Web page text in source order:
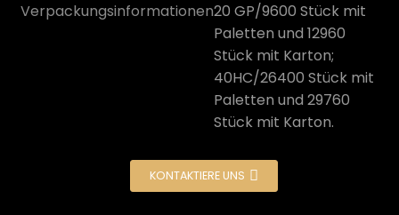
Verpackungsinformationen20 GP/9600 Stück mit
Paletten und 12960
Stück mit Karton;
40HC/26400 Stück mit
Paletten und 29760
Stück mit Karton.
KONTAKTIERE UNS